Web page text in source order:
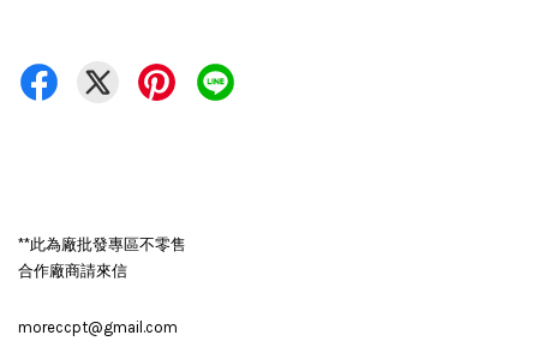
**此為廠批發專區不零售
合作廠商請來信
moreccpt@gmail.com